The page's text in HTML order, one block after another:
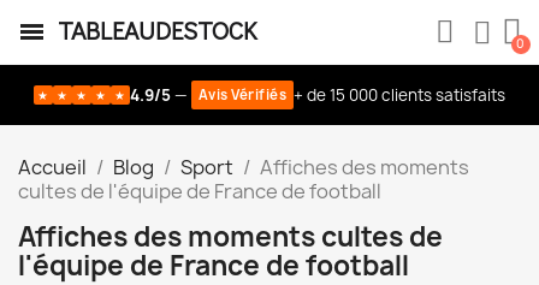
TABLEAUDESTOCK
★ ★ ★ ★ ★ 4.9/5— Avis Vérifiés + de 15 000 clients satisfaits
Accueil Blog Sport
Affiches des moments
cultes de l'équipe de France de football
Affiches des moments cultes de
l'équipe de France de football